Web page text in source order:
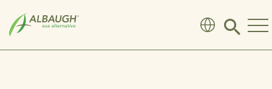
Click
search